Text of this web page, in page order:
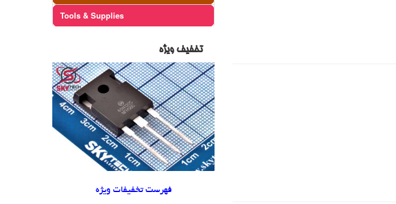
Tools & Supplies
تخفیف ویژه
فهرست تخفیفات ویژه